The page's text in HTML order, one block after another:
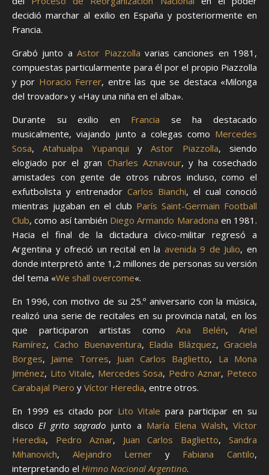
decidió marchar al exilio en España y posteriormente en
Francia.
Grabó junto aAstor Piazzolla varias canciones en 1981,
compuestas particularmente para él por el propio Piazzolla
y por Horacio Ferrer, entre las que se destaca «Milonga
del trovador» y «Hay una niña en el alba».
Durante su exilio en Francia se ha destacado
musicalmente, viajando junto a colegas como Mercedes
Sosa,Atahualpa Yupanqui yAstor Piazzolla, siendo
elogiado por el gran Charles Aznavour, y ha cosechado
amistades con gente de otros rubros incluso, como el
exfutbolista y entrenador Carlos Bianchi, el cual conoció
mientras jugaban en el club París Saint-Germain Football
Club, como así también Diego Armando Maradona en 1981.
Hacia el final de la dictadura cívico-militar regresó a
Argentina y ofreció un recital en la avenida 9 de Julio, en
donde interpretó ante 1,2 millones de personas su versión
del tema «We shall overcome«.
En 1996, con motivo de su 25.º aniversario con la música,
realizó una serie de recitales en su provincia natal, en los
que participaron artistas como Ana Belén, Ariel
Ramírez, Cacho Buenaventura, Eladia Blázquez,Graciela
Borges, Jaime Torres, Juan Carlos Baglietto, La Mona
Jiménez, Lito Vitale, Mercedes Sosa, Pedro Aznar, Peteco
Carabajal Piero y Víctor Heredia, entre otros.
En 1999 es citado por Lito Vitale para participar en su
discoEl grito sagrado junto a María Elena Walsh,Víctor
Heredia, Pedro Aznar, Juan Carlos Baglietto,Sandra
Mihanovich, Alejandro Lerner y Fabiana Cantilo,
interpretando el Himno Nacional Argentino.